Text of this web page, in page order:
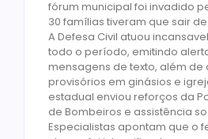
fórum municipal foi invadido
30 famílias tiveram que sair
A Defesa Civil atuou
todo o período, emitindo
mensagens de texto, além
provisórios em ginásios e
estadual enviou reforços da
de Bombeiros e assistência
Especialistas apontam que o